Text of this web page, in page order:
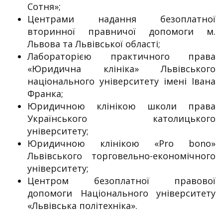
Сотня»;
Центрами надання безоплатної
вторинної правничої допомоги м.
Львова та Львівської області;
Лабораторією практичного права
«Юридична клініка» Львівського
національного університету імені Івана
Франка;
Юридичною клінікою школи права
Українського католицького
університету;
Юридичною клінікою «Pro bono»
Львівського торговельно-економічного
університету;
Центром безоплатної правової
допомоги Національного університету
«Львівська політехніка».